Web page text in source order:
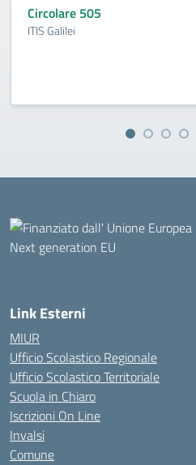
Circolare 505
ITIS Galilei
Link Esterni
MIUR
Ufficio Scolastico Regionale
Ufficio Scolastico Territoriale
Scuola in Chiaro
Iscrizioni On Line
Invalsi
Comune